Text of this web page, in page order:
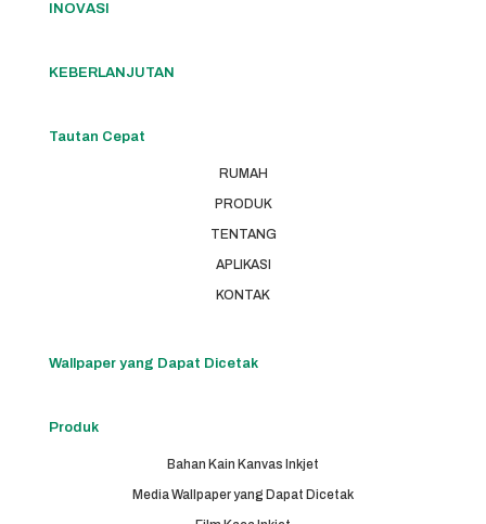
INOVASI
KEBERLANJUTAN
Tautan Cepat
RUMAH
PRODUK
TENTANG
APLIKASI
KONTAK
Wallpaper yang Dapat Dicetak
Produk
Bahan Kain Kanvas Inkjet
Media Wallpaper yang Dapat Dicetak